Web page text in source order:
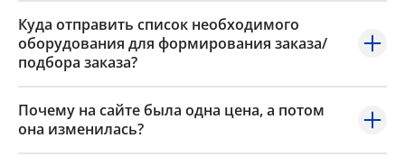
Куда отправить список необходимого
оборудования для формирования заказа/
подбора заказа?
Почему на сайте была одна цена, а потом
она изменилась?